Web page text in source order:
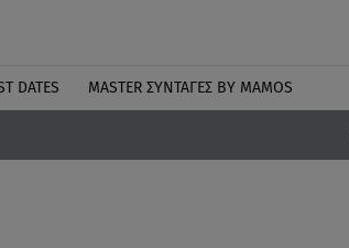
DATES MASTER ΣΥΝΤΑΓΈΣ BY MAMOS